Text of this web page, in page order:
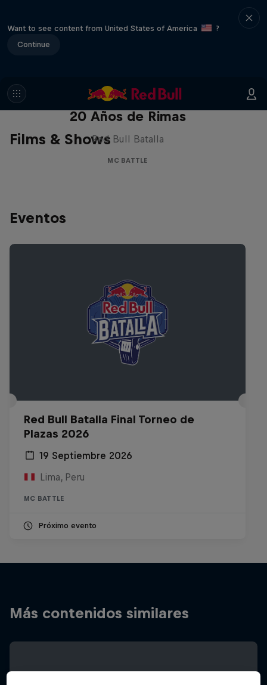
Want to see content from United States of America
?
Continue
Films & Shows
Red Bull Batalla Nueva Historia:
20 Años de Rimas
Red Bull Batalla
MC BATTLE
Eventos
Red Bull Batalla Final Torneo de
Plazas 2026
19 Septiembre 2026
Lima, Peru
MC BATTLE
Próximo evento
Más contenidos similares